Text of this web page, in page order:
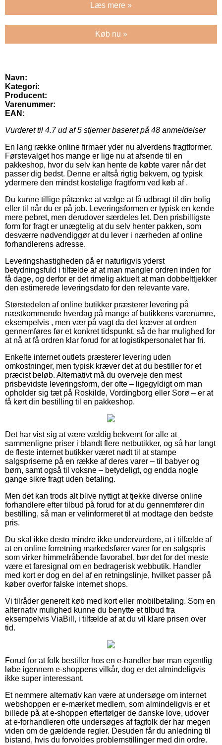
Læs mere »
Køb nu »
Navn:
Kategori:
Producent:
Varenummer:
EAN:
Vurderet til 4.7ud af 5 stjerner baseret på 48 anmeldelser
En lang række online firmaer yder nu alverdens fragtformer.
Førstevalget hos mange er lige nu at afsende til en
pakkeshop, hvor du selv kan hente de købte varer når det
passer dig bedst. Denne er altså rigtig bekvem, og typisk
ydermere den mindst kostelige fragtform ved køb af .
Du kunne tillige påtænke at vælge at få udbragt til din bolig
eller til når du er på job. Leveringsformen er typisk en kende
mere pebret, men derudover særdeles let. Den prisbilligste
form for fragt er unægtelig at du selv henter pakken, som
desværre nødvendiggør at du lever i nærheden af online
forhandlerens adresse.
Leveringshastigheden på er naturligvis yderst
betydningsfuld i tilfælde af at man mangler ordren inden for
få dage, og derfor er det rimelig aktuelt at man dobbelttjekker
den estimerede leveringsdato for den relevante vare.
Størstedelen af online butikker præsterer levering på
næstkommende hverdag på mange af butikkens varenumre,
eksempelvis , men vær på vagt da det kræver at ordren
gennemføres før et konkret tidspunkt, så de har mulighed for
at nå at få ordren klar forud for at logistikpersonalet har fri.
Enkelte internet outlets præsterer levering uden
omkostninger, men typisk kræver det at du bestiller for et
præcist beløb. Alternativt må du overveje den mest
prisbevidste leveringsform, der ofte – ligegyldigt om man
opholder sig tæt på Roskilde, Vordingborg eller Sorø – er at
få kørt din bestilling til en pakkeshop.
Det har vist sig at være vældig bekvemt for alle at
sammenligne priser i blandt flere netbutikker, og så har langt
de fleste internet butikker været nødt til at stampe
salgspriserne på en række af deres varer – til babyer og
børn, samt også til voksne – betydeligt, og endda nogle
gange sikre fragt uden betaling.
Men det kan trods alt blive nyttigt at tjekke diverse online
forhandlere efter tilbud på forud for at du gennemfører din
bestilling, så man er velinformeret til at modtage den bedste
pris.
Du skal ikke desto mindre ikke undervurdere, at i tilfælde af
at en online forretning markedsfører varer for en salgspris
som virker himmelråbende favorabel, bør det for det meste
være et faresignal om en bedragerisk webbutik. Handler
med kort er dog en del af en retningslinje, hvilket passer på
køber overfor falske internet shops.
Vi tilråder generelt køb med kort eller mobilbetaling. Som en
alternativ mulighed kunne du benytte et tilbud fra
eksempelvis ViaBill, i tilfælde af at du vil klare prisen over
tid.
Forud for at folk bestiller hos en e-handler bør man egentlig
løbe igennem e-shoppens vilkår, dog er det almindeligvis
ikke super interessant.
Et nemmere alternativ kan være at undersøge om internet
webshoppen er e-mærket medlem, som almindeligvis er et
billede på at e-shoppen efterfølger de danske love, udover
at e-forhandleren ofte undersøges af fagfolk der har megen
viden om de gældende regler. Desuden får du anledning til
bistand, hvis du forvoldes problemstillinger med din ordre.